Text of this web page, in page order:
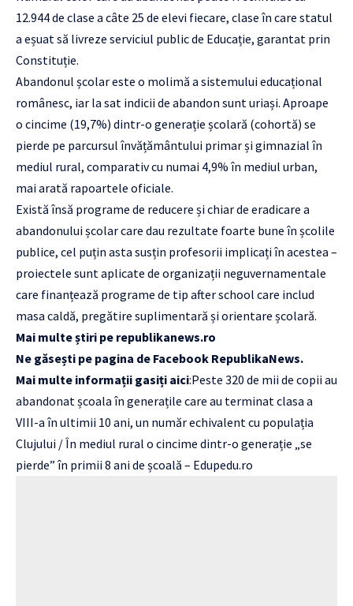
12.944 de clase a câte 25 de elevi fiecare, clase în care statul
a eșuat să livreze serviciul public de Educație, garantat prin
Constituție.
Abandonul școlar este o molimă a sistemului educațional
românesc, iar la sat indicii de abandon sunt uriași. Aproape
o cincime (19,7%) dintr-o generație școlară (cohortă) se
pierde pe parcursul învățământului primar și gimnazial în
mediul rural, comparativ cu numai 4,9% în mediul urban,
mai arată rapoartele oficiale.
Există însă programe de reducere și chiar de eradicare a
abandonului școlar care dau rezultate foarte bune în școlile
publice, cel puțin asta susțin profesorii implicați în acestea –
proiectele sunt aplicate de organizații neguvernamentale
care finanțează programe de tip after school care includ
masa caldă, pregătire suplimentară și orientare școlară.
Mai multe știri pe republikanews.ro
Ne găsești pe pagina de Facebook RepublikaNews.
Mai multe informații gasiți aici:Peste 320 de mii de copii au
abandonat școala în generațile care au terminat clasa a
VIII-a în ultimii 10 ani, un număr echivalent cu populația
Clujului / În mediul rural o cincime dintr-o generație „se
pierde” în primii 8 ani de școală – Edupedu.ro